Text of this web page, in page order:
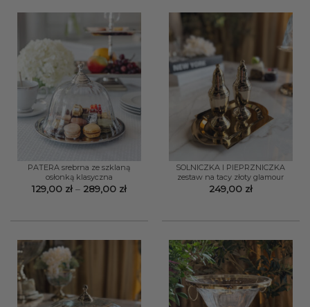
PATERA srebrna ze szklaną
osłonką klasyczna
129,00 zł – 289,00 złZakres
do
SOLNICZKA I PIEPRZNICZKA
zestaw na tacy złoty glamour
249,00 zł